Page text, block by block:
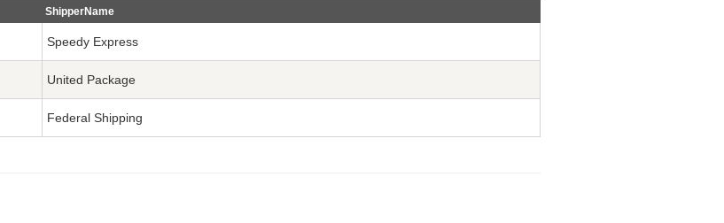
ShipperName
Speedy Express
United Package
Federal Shipping